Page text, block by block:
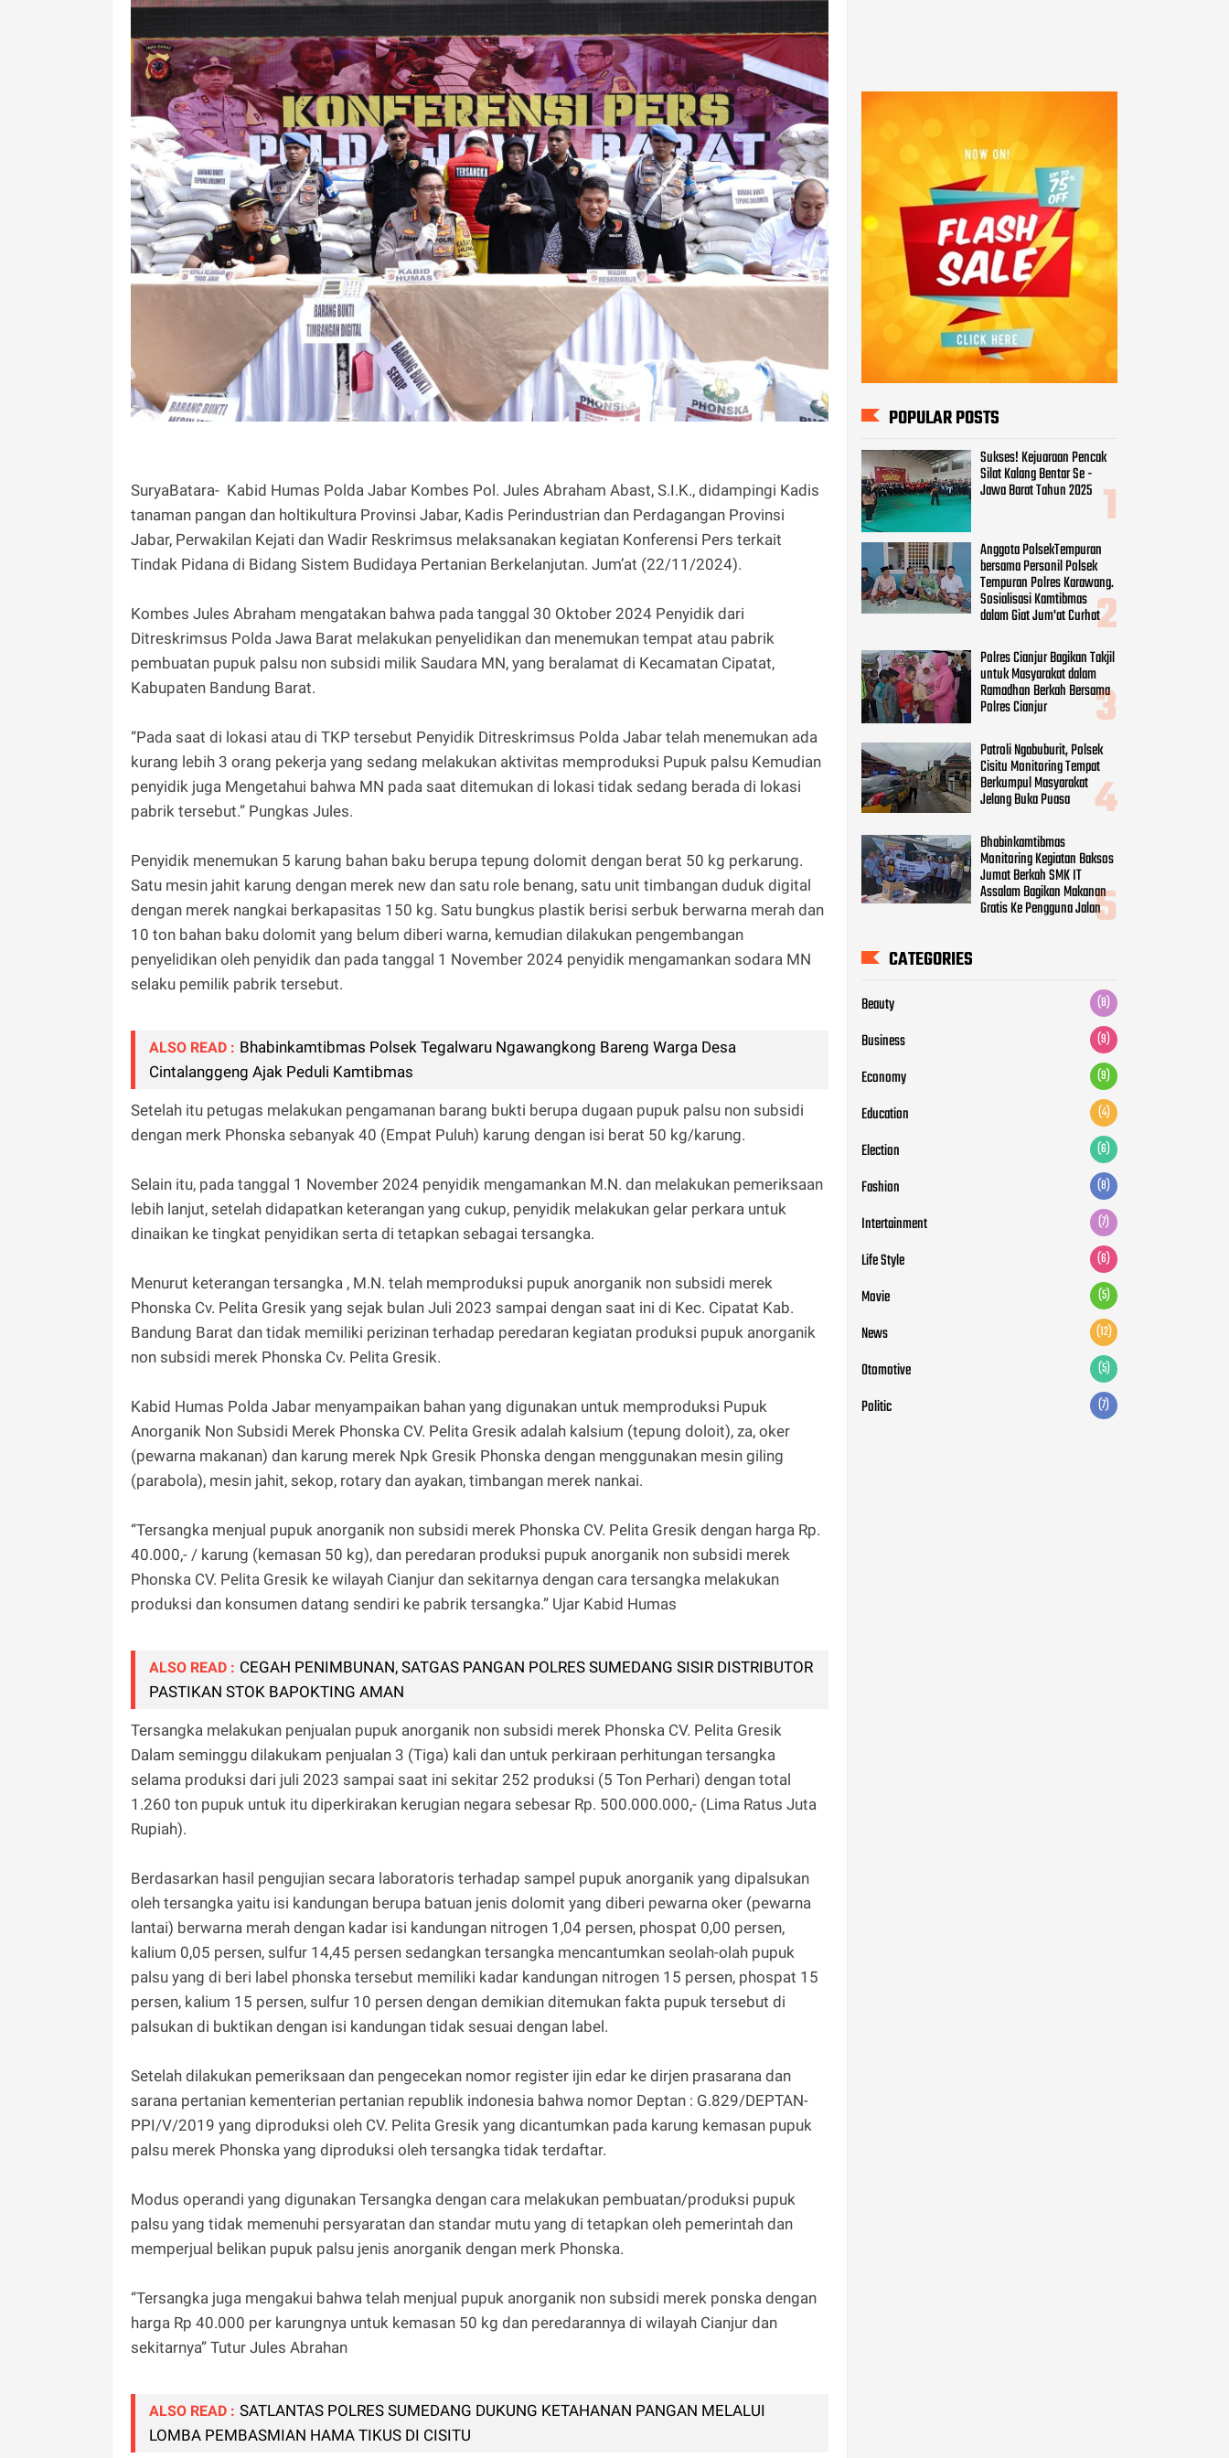
SuryaBatara- Kabid Humas Polda Jabar Kombes Pol. Jules Abraham Abast, S.I.K., didampingi Kadis
tanaman pangan dan holtikultura Provinsi Jabar, Kadis Perindustrian dan Perdagangan Provinsi
Jabar, Perwakilan Kejati dan Wadir Reskrimsus melaksanakan kegiatan Konferensi Pers terkait
Tindak Pidana di Bidang Sistem Budidaya Pertanian Berkelanjutan. Jum’at (22/11/2024).
Kombes Jules Abraham mengatakan bahwa pada tanggal 30 Oktober 2024 Penyidik dari
Ditreskrimsus Polda Jawa Barat melakukan penyelidikan dan menemukan tempat atau pabrik
pembuatan pupuk palsu non subsidi milik Saudara MN, yang beralamat di Kecamatan Cipatat,
Kabupaten Bandung Barat.
“Pada saat di lokasi atau di TKP tersebut Penyidik Ditreskrimsus Polda Jabar telah menemukan ada
kurang lebih 3 orang pekerja yang sedang melakukan aktivitas memproduksi Pupuk palsu Kemudian
penyidik juga Mengetahui bahwa MN pada saat ditemukan di lokasi tidak sedang berada di lokasi
pabrik tersebut.” Pungkas Jules.
Penyidik menemukan 5 karung bahan baku berupa tepung dolomit dengan berat 50 kg perkarung.
Satu mesin jahit karung dengan merek new dan satu role benang, satu unit timbangan duduk digital
dengan merek nangkai berkapasitas 150 kg. Satu bungkus plastik berisi serbuk berwarna merah dan
10 ton bahan baku dolomit yang belum diberi warna, kemudian dilakukan pengembangan
penyelidikan oleh penyidik dan pada tanggal 1 November 2024 penyidik mengamankan sodara MN
selaku pemilik pabrik tersebut.
ALSO READ : Bhabinkamtibmas Polsek Tegalwaru Ngawangkong Bareng Warga Desa
Cintalanggeng Ajak Peduli Kamtibmas
Setelah itu petugas melakukan pengamanan barang bukti berupa dugaan pupuk palsu non subsidi
dengan merk Phonska sebanyak 40 (Empat Puluh) karung dengan isi berat 50 kg/karung.
Selain itu, pada tanggal 1 November 2024 penyidik mengamankan M.N. dan melakukan pemeriksaan
lebih lanjut, setelah didapatkan keterangan yang cukup, penyidik melakukan gelar perkara untuk
dinaikan ke tingkat penyidikan serta di tetapkan sebagai tersangka.
Menurut keterangan tersangka , M.N. telah memproduksi pupuk anorganik non subsidi merek
Phonska Cv. Pelita Gresik yang sejak bulan Juli 2023 sampai dengan saat ini di Kec. Cipatat Kab.
Bandung Barat dan tidak memiliki perizinan terhadap peredaran kegiatan produksi pupuk anorganik
non subsidi merek Phonska Cv. Pelita Gresik.
Kabid Humas Polda Jabar menyampaikan bahan yang digunakan untuk memproduksi Pupuk
Anorganik Non Subsidi Merek Phonska CV. Pelita Gresik adalah kalsium (tepung doloit), za, oker
(pewarna makanan) dan karung merek Npk Gresik Phonska dengan menggunakan mesin giling
(parabola), mesin jahit, sekop, rotary dan ayakan, timbangan merek nankai.
“Tersangka menjual pupuk anorganik non subsidi merek Phonska CV. Pelita Gresik dengan harga Rp.
40.000,- / karung (kemasan 50 kg), dan peredaran produksi pupuk anorganik non subsidi merek
Phonska CV. Pelita Gresik ke wilayah Cianjur dan sekitarnya dengan cara tersangka melakukan
produksi dan konsumen datang sendiri ke pabrik tersangka.” Ujar Kabid Humas
ALSO READ : CEGAH PENIMBUNAN, SATGAS PANGAN POLRES SUMEDANG SISIR DISTRIBUTOR
PASTIKAN STOK BAPOKTING AMAN
Tersangka melakukan penjualan pupuk anorganik non subsidi merek Phonska CV. Pelita Gresik
Dalam seminggu dilakukam penjualan 3 (Tiga) kali dan untuk perkiraan perhitungan tersangka
selama produksi dari juli 2023 sampai saat ini sekitar 252 produksi (5 Ton Perhari) dengan total
1.260 ton pupuk untuk itu diperkirakan kerugian negara sebesar Rp. 500.000.000,- (Lima Ratus Juta
Rupiah).
Berdasarkan hasil pengujian secara laboratoris terhadap sampel pupuk anorganik yang dipalsukan
oleh tersangka yaitu isi kandungan berupa batuan jenis dolomit yang diberi pewarna oker (pewarna
lantai) berwarna merah dengan kadar isi kandungan nitrogen 1,04 persen, phospat 0,00 persen,
kalium 0,05 persen, sulfur 14,45 persen sedangkan tersangka mencantumkan seolah-olah pupuk
palsu yang di beri label phonska tersebut memiliki kadar kandungan nitrogen 15 persen, phospat 15
persen, kalium 15 persen, sulfur 10 persen dengan demikian ditemukan fakta pupuk tersebut di
palsukan di buktikan dengan isi kandungan tidak sesuai dengan label.
Setelah dilakukan pemeriksaan dan pengecekan nomor register ijin edar ke dirjen prasarana dan
sarana pertanian kementerian pertanian republik indonesia bahwa nomor Deptan : G.829/DEPTAN-
PPI/V/2019 yang diproduksi oleh CV. Pelita Gresik yang dicantumkan pada karung kemasan pupuk
palsu merek Phonska yang diproduksi oleh tersangka tidak terdaftar.
Modus operandi yang digunakan Tersangka dengan cara melakukan pembuatan/produksi pupuk
palsu yang tidak memenuhi persyaratan dan standar mutu yang di tetapkan oleh pemerintah dan
memperjual belikan pupuk palsu jenis anorganik dengan merk Phonska.
“Tersangka juga mengakui bahwa telah menjual pupuk anorganik non subsidi merek ponska dengan
harga Rp 40.000 per karungnya untuk kemasan 50 kg dan peredarannya di wilayah Cianjur dan
sekitarnya” Tutur Jules Abrahan
ALSO READ : SATLANTAS POLRES SUMEDANG DUKUNG KETAHANAN PANGAN MELALUI
LOMBA PEMBASMIAN HAMA TIKUS DI CISITU
POPULAR POSTS
Sukses! Kejuaraan Pencak
Silat Kalang Bentar Se -
Jawa Barat Tahun 2025
Anggota PolsekTempuran
bersama Personil Polsek
Tempuran Polres Karawang.
Sosialisasi Kamtibmas
dalam Giat Jum'at Curhat
Polres Cianjur Bagikan Takjil
untuk Masyarakat dalam
Ramadhan Berkah Bersama
Polres Cianjur
Patroli Ngabuburit, Polsek
Cisitu Monitoring Tempat
Berkumpul Masyarakat
Jelang Buka Puasa
Bhabinkamtibmas
Monitoring Kegiatan Baksos
Jumat Berkah SMK IT
Assalam Bagikan Makanan
Gratis Ke Pengguna Jalan
CATEGORIES
Beauty (8)
Business (9)
Economy (9)
Education (4)
Election (6)
Fashion (8)
Intertainment (7)
Life Style (6)
Movie (5)
News (12)
Otomotive (5)
Politic (7)